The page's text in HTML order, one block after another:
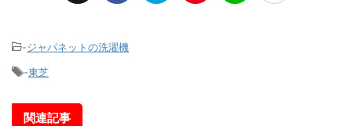
-ジャパネットの洗濯機
-東芝
関連記事